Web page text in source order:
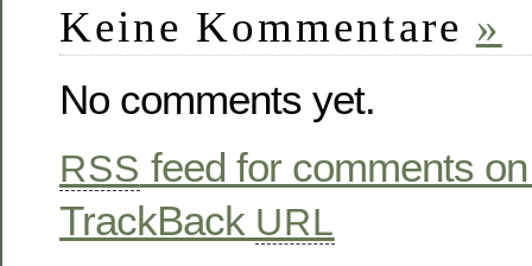
Keine Kommentare »
No comments yet.
RSS feed for comments
TrackBack URL